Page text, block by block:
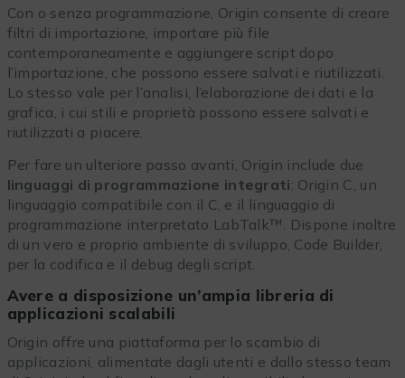
Con o senza programmazione, Origin consente di creare
filtri di importazione, importare più file
contemporaneamente e aggiungere script dopo
l’importazione, che possono essere salvati e riutilizzati.
Lo stesso vale per l’analisi, l’elaborazione dei dati e la
grafica, i cui stili e proprietà possono essere salvati e
riutilizzati a piacere.
Per fare un ulteriore passo avanti, Origin include due
linguaggi di programmazione integrati: Origin C, un
linguaggio compatibile con il C, e il linguaggio di
programmazione interpretato LabTalk™. Dispone inoltre
di un vero e proprio ambiente di sviluppo, Code Builder,
per la codifica e il debug degli script.
Avere a disposizione un’ampia libreria di
applicazioni scalabili
Origin offre una piattaforma per lo scambio di
applicazioni, alimentate dagli utenti e dallo stesso team